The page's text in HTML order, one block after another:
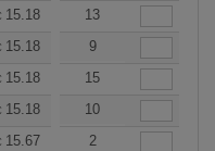
15.18 14.42
13
15.18 14.42
9
15.18 14.42
15
15.18 14.42
10
15.67 14.46
2